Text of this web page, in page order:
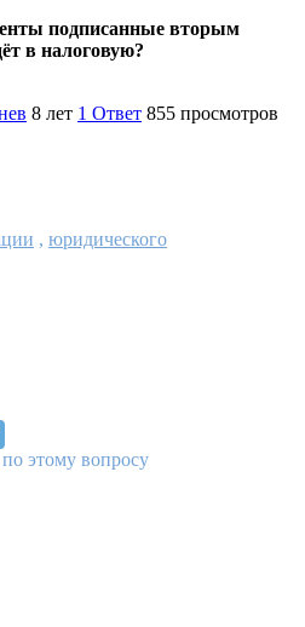
подписанные вторым
в налоговую?
8 лет 1 Ответ 855 просмотров
, юридического
этому вопросу